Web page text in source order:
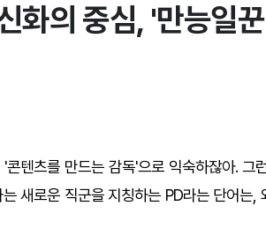
화의 중심, '만능일
콘텐츠를 만드는 감독'으로 익숙하잖아. 그
새로운 직군을 지칭하는 PD라는 단어는,